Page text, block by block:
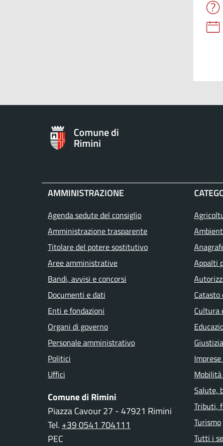
Comune di
Rimini
AMMINISTRAZIONE
Agenda sedute del consiglio
Amministrazione trasparente
Titolare del potere sostitutivo
Aree amministrative
Bandi, avvisi e concorsi
Documenti e dati
Enti e fondazioni
Organi di governo
Personale amministrativo
Politici
Uffici
Comune di Rimini
Piazza Cavour 27 - 47921 Rimini
Tel. +39 0541 704111
PEC
Appalti
Cultura
Salute,
Tributi,
Turismo
Tutti i